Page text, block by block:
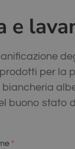
e
per la
biancheria
buono stato
*